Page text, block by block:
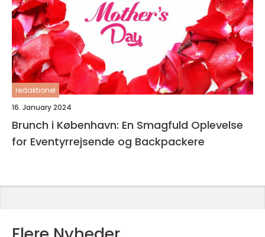
redaktionel
16. January 2024
Brunch i København: En Smagfuld Oplevelse
for Eventyrrejsende og Backpackere